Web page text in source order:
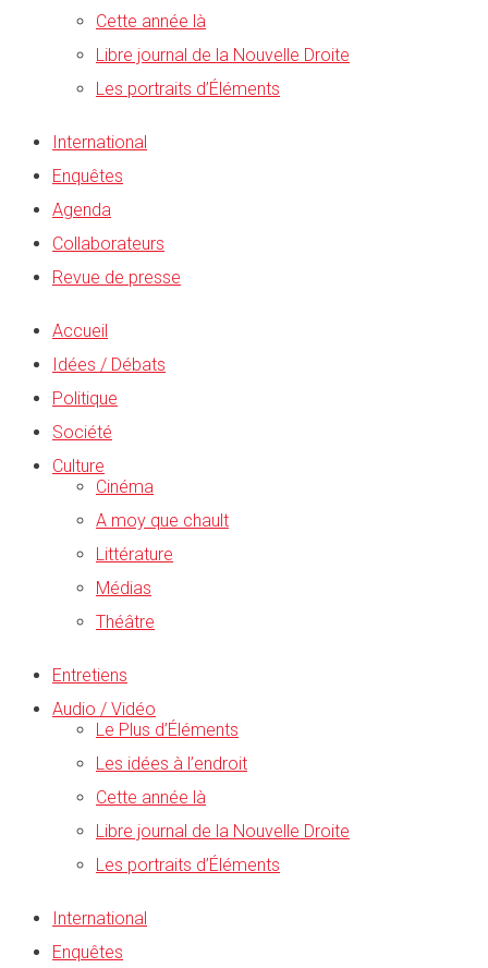
Cette année là
Libre journal de la Nouvelle Droite
Les portraits d’Éléments
International
Enquêtes
Agenda
Collaborateurs
Revue de presse
Accueil
Idées / Débats
Politique
Société
Culture
Cinéma
A moy que chault
Littérature
Médias
Théâtre
Entretiens
Audio / Vidéo
Le Plus d’Éléments
Les idées à l’endroit
Cette année là
Libre journal de la Nouvelle Droite
Les portraits d’Éléments
International
Enquêtes